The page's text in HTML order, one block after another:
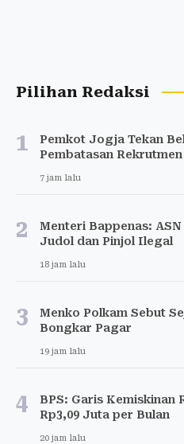
Pilihan Redaksi
1
Pemkot Jogja Tekan
Pembatasan Rekrutmen
7 jam lalu
2
Menteri Bappenas:
Judol dan Pinjol Ilegal
18 jam lalu
3
Menko Polkam Sebut
Bongkar Pagar
19 jam lalu
4
BPS: Garis Kemiskinan
Rp3,09 Juta per Bulan
20 jam lalu